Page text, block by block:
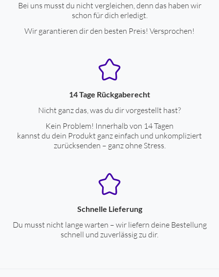
Bei uns musst du nicht vergleichen, denn das haben wir
schon für dich erledigt.
Wir garantieren dir den besten Preis! Versprochen!
14 Tage Rückgaberecht
Nicht ganz das, was du dir vorgestellt hast?
Kein Problem! Innerhalb von 14 Tagen
kannst du dein Produkt ganz einfach und unkompliziert
zurücksenden – ganz ohne Stress.
Schnelle Lieferung
Du musst nicht lange warten – wir liefern deine Bestellung
schnell und zuverlässig zu dir.